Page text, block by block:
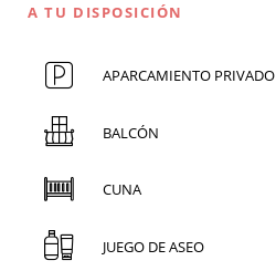
A TU DISPOSICIÓN
APARCAMIENTO PRIVADO
BALCÓN
CUNA
JUEGO DE ASEO